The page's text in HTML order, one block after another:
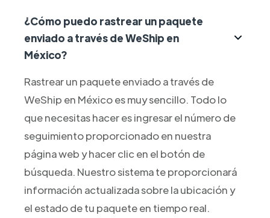
¿Cómo puedo rastrear un paquete
enviado a través de WeShip en
México?
Rastrear un paquete enviado a través de
WeShip en México es muy sencillo. Todo lo
que necesitas hacer es ingresar el número de
seguimiento proporcionado en nuestra
página web y hacer clic en el botón de
búsqueda. Nuestro sistema te proporcionará
información actualizada sobre la ubicación y
el estado de tu paquete en tiempo real.